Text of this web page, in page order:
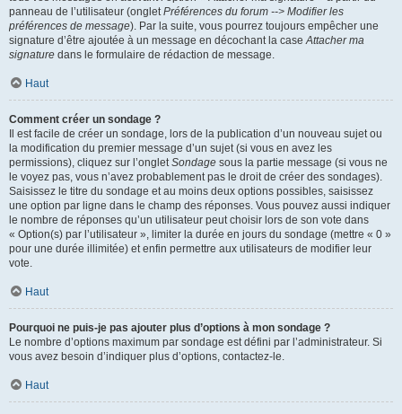
panneau de l’utilisateur (ongletPréférences du forum --> Modifier les
préférences de message). Par la suite, vous pourrez toujours empêcher une
signature d’être ajoutée à un message en décochant la caseAttacher ma
signature dans le formulaire de rédaction de message.
Haut
Comment créer un sondage ?
Il est facile de créer un sondage, lors de la publication d’un nouveau sujet ou
la modification du premier message d’un sujet (si vous en avez les
permissions), cliquez sur l’ongletSondage sous la partie message (si vous ne
le voyez pas, vous n’avez probablement pas le droit de créer des sondages).
Saisissez le titre du sondage et au moins deux options possibles, saisissez
une option par ligne dans le champ des réponses. Vous pouvez aussi indiquer
le nombre de réponses qu’un utilisateur peut choisir lors de son vote dans
« Option(s) par l’utilisateur », limiter la durée en jours du sondage (mettre « 0 »
pour une durée illimitée) et enfin permettre aux utilisateurs de modifier leur
vote.
Haut
Pourquoi ne puis-je pas ajouter plus d’options à mon sondage ?
Le nombre d’options maximum par sondage est défini par l’administrateur. Si
vous avez besoin d’indiquer plus d’options, contactez-le.
Haut